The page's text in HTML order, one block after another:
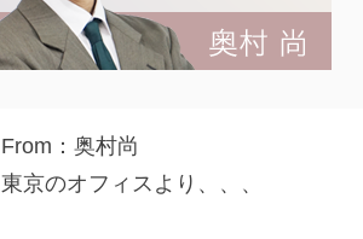
From：奥村尚
東京のオフィスより、、、